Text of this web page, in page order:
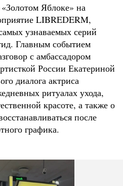
Яблоке» на
LIBREDERM,
узнаваемых серий
Главным событием
с амбассадором
России Екатериной
диалога актриса
ритуалах ухода,
красоте, а также о
после
графика.